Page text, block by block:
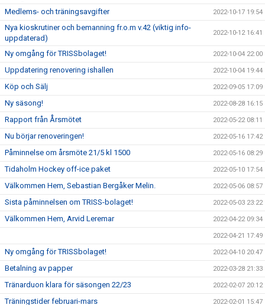
Medlems- och träningsavgifter 2022-10-17 19:54
Nya kioskrutiner och bemanning fr.o.m v.42 (viktig info-
uppdaterad)
2022-10-12 16:41
Ny omgång för TRISSbolaget! 2022-10-04 22:00
Uppdatering renovering ishallen 2022-10-04 19:44
Köp och Sälj 2022-09-05 17:09
Ny säsong! 2022-08-28 16:15
Rapport från Årsmötet 2022-05-22 08:11
Nu börjar renoveringen! 2022-05-16 17:42
Påminnelse om årsmöte 21/5 kl 1500 2022-05-16 08:29
Tidaholm Hockey off-ice paket 2022-05-10 17:54
Välkommen Hem, Sebastian Bergåker Melin. 2022-05-06 08:57
Sista påminnelsen om TRISS-bolaget! 2022-05-03 23:22
Välkommen Hem, Arvid Leremar 2022-04-22 09:34
2022-04-21 17:49
Ny omgång för TRISSbolaget! 2022-04-10 20:47
Betalning av papper 2022-03-28 21:33
Tränarduon klara för säsongen 22/23 2022-02-07 20:12
Träningstider februari-mars 2022-02-01 15:47